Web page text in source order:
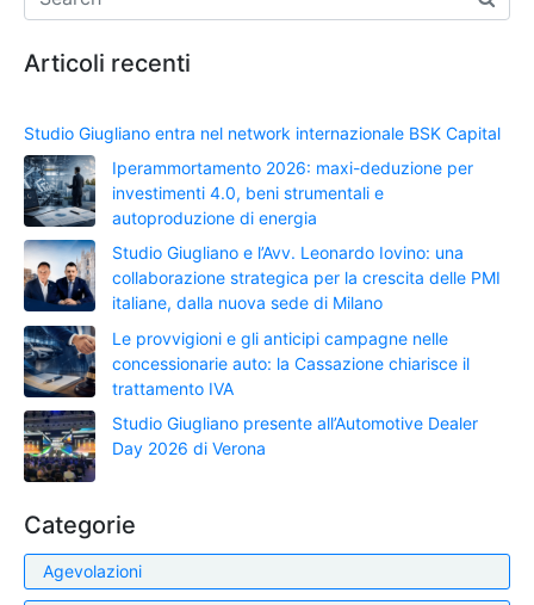
Articoli recenti
Studio Giugliano entra nel network internazionale BSK Capital
Iperammortamento 2026: maxi-deduzione per
investimenti 4.0, beni strumentali e
autoproduzione di energia
Studio Giugliano e l’Avv. Leonardo Iovino: una
collaborazione strategica per la crescita delle PMI
italiane, dalla nuova sede di Milano
Le provvigioni e gli anticipi campagne nelle
concessionarie auto: la Cassazione chiarisce il
trattamento IVA
Studio Giugliano presente all’Automotive Dealer
Day 2026 di Verona
Categorie
Agevolazioni